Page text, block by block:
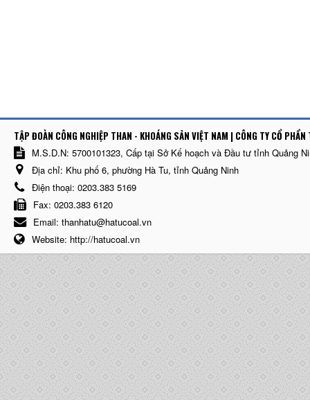
TẬP ĐOÀN CÔNG NGHIỆP THAN - KHOÁNG SẢN VIỆT NAM | CÔNG TY CỔ
M.S.D.N: 5700101323, Cấp tại Sở Kế hoạch và Đầu tư tỉnh Quảng
Địa chỉ: Khu phố 6, phường Hà Tu, tỉnh Quảng Ninh
Điện thoại: 0203.383 5169
Fax: 0203.383 6120
Email: thanhatu@hatucoal.vn
Website: http://hatucoal.vn